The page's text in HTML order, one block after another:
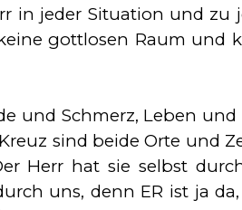
in jeder Situation und zu
gottlosen Raum und
und Schmerz, Leben und
sind beide Orte und
Herr hat sie selbst
uns, denn ER ist ja